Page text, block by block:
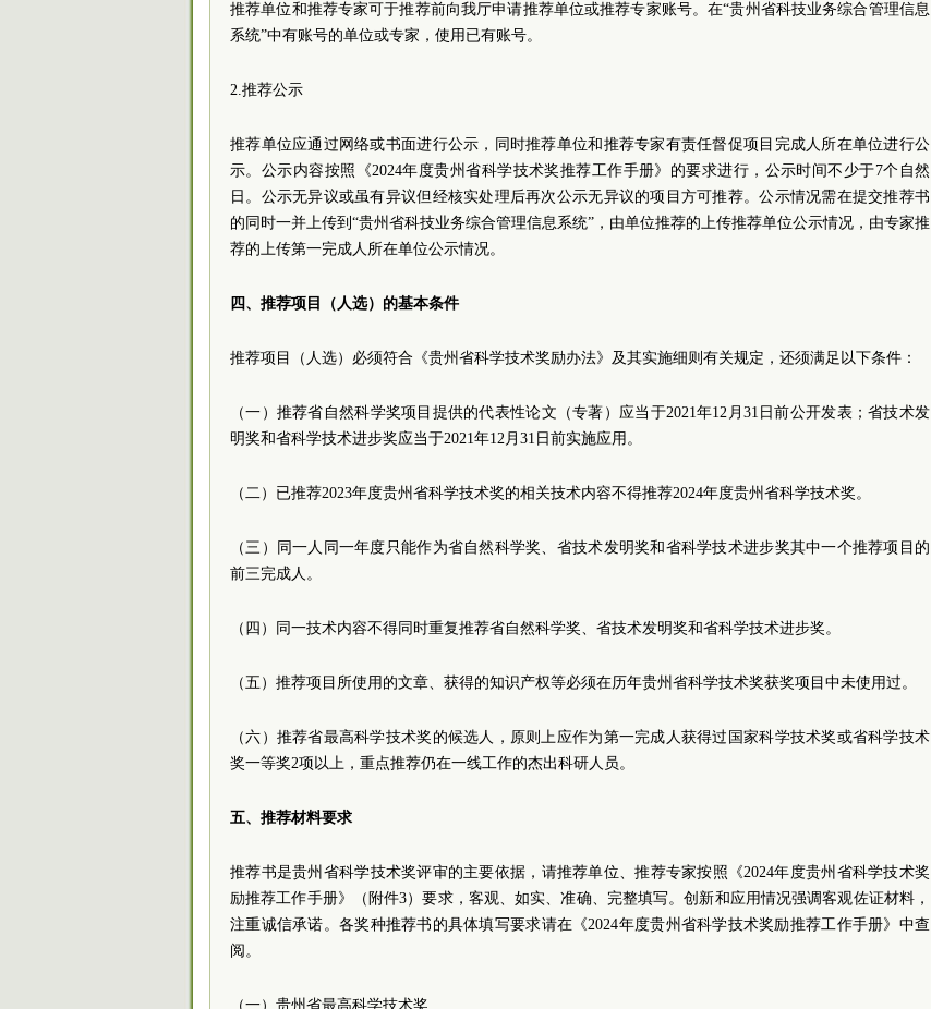
推荐单位和推荐专家可于推荐前向我厅申请推荐单位或推荐专家账号。在“贵州省科技业务综合管理信息
系统”中有账号的单位或专家，使用已有账号。
2.推荐公示
推荐单位应通过网络或书面进行公示，同时推荐单位和推荐专家有责任督促项目完成人所在单位进行公
示。公示内容按照《2024年度贵州省科学技术奖推荐工作手册》的要求进行，公示时间不少于7个自然
日。公示无异议或虽有异议但经核实处理后再次公示无异议的项目方可推荐。公示情况需在提交推荐书
的同时一并上传到“贵州省科技业务综合管理信息系统”，由单位推荐的上传推荐单位公示情况，由专家推
荐的上传第一完成人所在单位公示情况。
四、推荐项目（人选）的基本条件
推荐项目（人选）必须符合《贵州省科学技术奖励办法》及其实施细则有关规定，还须满足以下条件：
（一）推荐省自然科学奖项目提供的代表性论文（专著）应当于2021年12月31日前公开发表；省技术发
明奖和省科学技术进步奖应当于2021年12月31日前实施应用。
（二）已推荐2023年度贵州省科学技术奖的相关技术内容不得推荐2024年度贵州省科学技术奖。
（三）同一人同一年度只能作为省自然科学奖、省技术发明奖和省科学技术进步奖其中一个推荐项目的
前三完成人。
（四）同一技术内容不得同时重复推荐省自然科学奖、省技术发明奖和省科学技术进步奖。
（五）推荐项目所使用的文章、获得的知识产权等必须在历年贵州省科学技术奖获奖项目中未使用过。
（六）推荐省最高科学技术奖的候选人，原则上应作为第一完成人获得过国家科学技术奖或省科学技术
奖一等奖2项以上，重点推荐仍在一线工作的杰出科研人员。
五、推荐材料要求
推荐书是贵州省科学技术奖评审的主要依据，请推荐单位、推荐专家按照《2024年度贵州省科学技术奖
励推荐工作手册》（附件3）要求，客观、如实、准确、完整填写。创新和应用情况强调客观佐证材料，
注重诚信承诺。各奖种推荐书的具体填写要求请在《2024年度贵州省科学技术奖励推荐工作手册》中查
阅。
（一）贵州省最高科学技术奖